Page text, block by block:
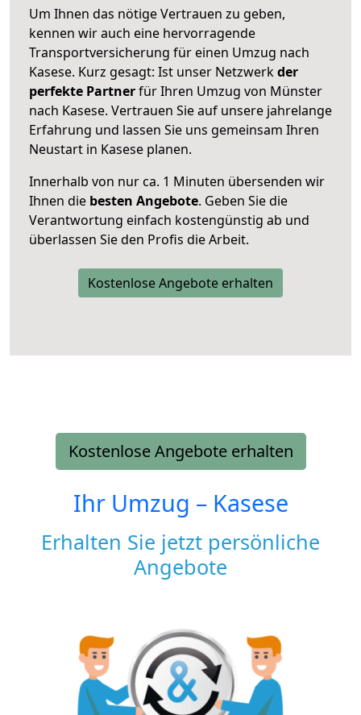
Um Ihnen das nötige Vertrauen zu geben,
kennen wir auch eine hervorragende
Transportversicherung für einen Umzug nach
Kasese. Kurz gesagt: Ist unser Netzwerkder
perfekte Partnerfür Ihren Umzug von Münster
nach Kasese. Vertrauen Sie auf unsere jahrelange
Erfahrung und lassen Sie uns gemeinsam Ihren
Neustart in Kasese planen.
Innerhalb von nur ca. 1 Minuten übersenden wir
Ihnen die besten Angebote. Geben Sie die
Verantwortung einfach kostengünstig ab und
überlassen Sie den Profis die Arbeit.
Kostenlose Angebote erhalten
Kostenlose Angebote erhalten
Ihr Umzug – Kasese
Erhalten Sie jetzt persönliche
Angebote